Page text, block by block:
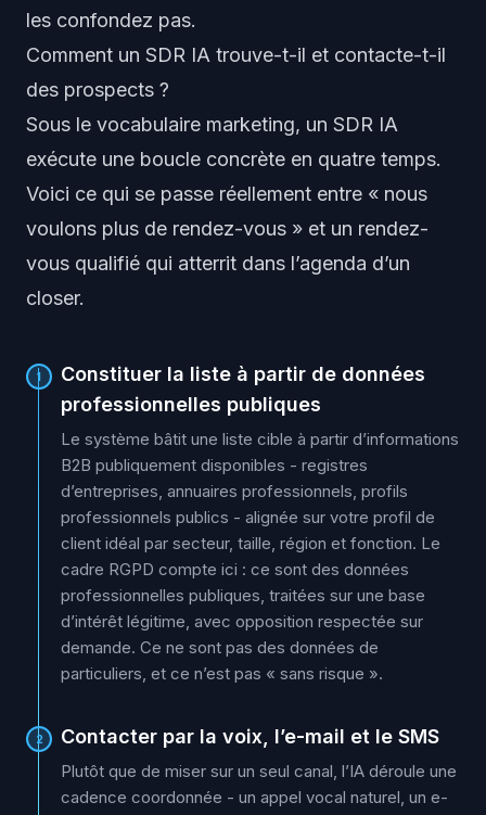
les confondez pas.
Comment un SDR IA trouve-t-il et contacte-t-il
des prospects ?
Sous le vocabulaire marketing, un SDR IA
exécute une boucle concrète en quatre temps.
Voici ce qui se passe réellement entre « nous
voulons plus de rendez-vous » et un rendez-
vous qualifié qui atterrit dans l’agenda d’un
closer.
1
Constituer la liste à partir de données
professionnelles publiques
Le système bâtit une liste cible à partir d’informations
B2B publiquement disponibles - registres
d’entreprises, annuaires professionnels, profils
professionnels publics - alignée sur votre profil de
client idéal par secteur, taille, région et fonction. Le
cadre RGPD compte ici : ce sont des données
professionnelles publiques, traitées sur une base
d’intérêt légitime, avec opposition respectée sur
demande. Ce ne sont pas des données de
particuliers, et ce n’est pas « sans risque ».
2 Contacter par la voix, l’e-mail et le SMS
Plutôt que de miser sur un seul canal, l’IA déroule une
cadence coordonnée - un appel vocal naturel, un e-